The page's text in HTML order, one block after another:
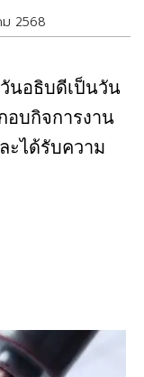
2568
นอธิบดีเป็นวัน
อบกิจการงาน
ะได้รับความ